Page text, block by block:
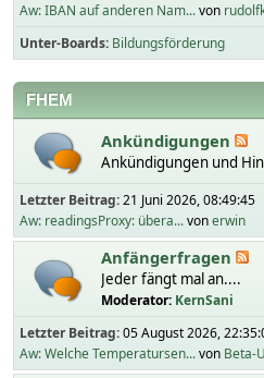
Aw: IBAN auf anderen Nam...von
Unter-Boards Bildungsförderung
FHEM
Ankündigungen
Ankündigungen und
Letzter Beitrag:21 Juni 2026, 08:49:45
Aw: readingsProxy: übera...vonerwin
Anfängerfragen
Jeder fängt mal an....
Moderator: KernSani
Letzter Beitrag:05 August 2026,
Aw: Welche Temperatursen...von Beta-